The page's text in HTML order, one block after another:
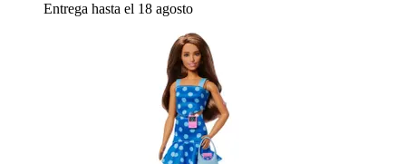
Entrega hasta el 18 agosto